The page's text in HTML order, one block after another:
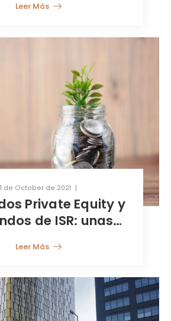
Capital S.A.
Leer Más
de October de 2021
Private Equity y
de ISR: unas
largo plazo
Leer Más